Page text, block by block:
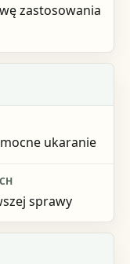
zastosowania
ukaranie
sprawy